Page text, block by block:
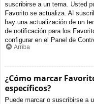
suscribirse a un tema. Usted
Favorito se actualiza. Al
hay una actualización de un
de notificación para los
configurar en el Panel de
Arriba
¿Cómo marcar
específicos?
Puede marcar o suscribirse a